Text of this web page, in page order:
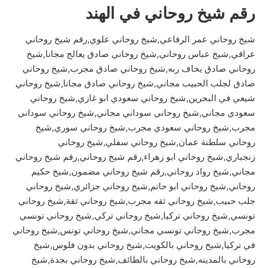
رقم شيخ روحاني في الهند
شيخ روحاني عمر الرفاعي,شيخ روحاني علوي,رقم شيخ روحاني
عراقي,شيخ عباس روحاني,شيخ روحاني صادق يعالج مجانا,شيخ
روحاني صادق يخاف ربه,شيخ روحاني صادق مجرب,شيخ روحاني
صادق لجلب الحبيب مجاني,شيخ روحاني صادق مجانا,شيخ روحاني
شيعي في البحرين,شيخ روحاني سعودي ابو غازي,شيخ روحاني
سعودي مجاني,شيخ روحاني سوداني مجاني,شيخ روحاني سوداني
مجرب,شيخ روحاني سعودي مجرب,شيخ روحاني سوري,شيخ
روحاني سلطنة عمان,شيخ روحاني سفلي,شيخ روحاني
زنجباري,شيخ روحاني ابو زهراء,رقم شيخ روحاني,رقم شيخ روحاني
مجاني,شيخ رواد روحاني,رقم شيخ روحاني مضمون,شيخ حكيم
روحاني,شيخ روحاني ابو حاتم,شيخ روحاني جزائري,شيخ روحاني
جلب حبيب,شيخ روحاني ثقه مجرب,شيخ روحاني ثقة,شيخ روحاني
تونسي,شيخ روحاني تركيا,شيخ روحاني تركي,شيخ روحاني تونسي
مجرب,شيخ روحاني تونسي مجاني,شيخ روحاني تونس,شيخ روحاني
في تركيا,شيخ روحاني بالكويت,شيخ روحاني بدون فلوس,شيخ
روحاني بالمدينه,شيخ روحاني بالطائف,شيخ روحاني بجدة,شيخ